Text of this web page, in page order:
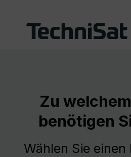
Zu
benötigen
Wählen Sie einen